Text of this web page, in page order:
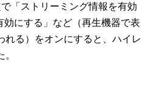
「ストリーミング情報を有効
にする」など（再生機器で表
れる）をオンにすると、ハイレ